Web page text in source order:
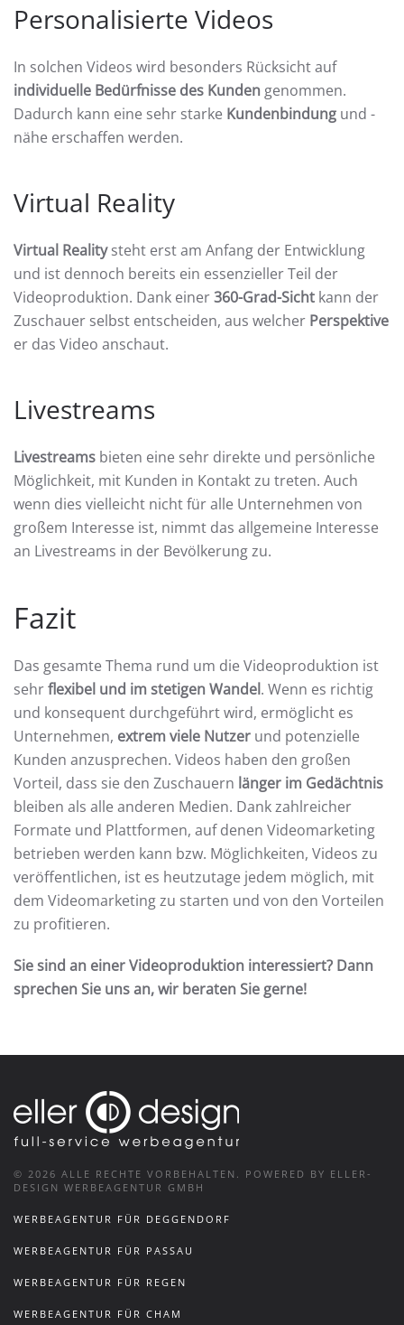
Personalisierte Videos
In solchen Videos wird besonders Rücksicht auf
individuelle Bedürfnisse des Kunden genommen.
Dadurch kann eine sehr starke Kundenbindung und -
nähe erschaffen werden.
Virtual Reality
Virtual Realitysteht erst am Anfang der Entwicklung
und ist dennoch bereits ein essenzieller Teil der
Videoproduktion. Dank einer360-Grad-Sicht kann der
Zuschauer selbst entscheiden, aus welcher Perspektive
er das Video anschaut.
Livestreams
Livestreams bieten eine sehr direkte und persönliche
Möglichkeit, mit Kunden in Kontakt zu treten. Auch
wenn dies vielleicht nicht für alle Unternehmen von
großem Interesse ist, nimmt das allgemeine Interesse
an Livestreams in der Bevölkerung zu.
Fazit
Das gesamte Thema rund um die Videoproduktion ist
sehrflexibel und im stetigen Wandel. Wenn es richtig
und konsequent durchgeführt wird, ermöglicht es
Unternehmen, extrem viele Nutzer und potenzielle
Kunden anzusprechen. Videos haben den großen
Vorteil, dass sie den Zuschauern länger im Gedächtnis
bleiben als alle anderen Medien. Dank zahlreicher
Formate und Plattformen, auf denen Videomarketing
betrieben werden kann bzw. Möglichkeiten, Videos zu
veröffentlichen, ist es heutzutage jedem möglich, mit
dem Videomarketing zu starten und von den Vorteilen
zu profitieren.
Sie sind an einer Videoproduktion interessiert? Dann
sprechen Sie uns an, wir beraten Sie gerne!
© 2026 ALLE RECHTE VORBEHALTEN. POWERED BY ELLER-
DESIGN WERBEAGENTUR GMBH
WERBEAGENTUR FÜR DEGGENDORF
WERBEAGENTUR FÜR PASSAU
WERBEAGENTUR FÜR REGEN
WERBEAGENTUR FÜR CHAM